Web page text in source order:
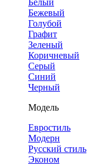
Белый
Бежевый
Голубой
Графит
Зеленый
Коричневый
Серый
Синий
Черный
Модель
Евростиль
Модерн
Русский стиль
Эконом